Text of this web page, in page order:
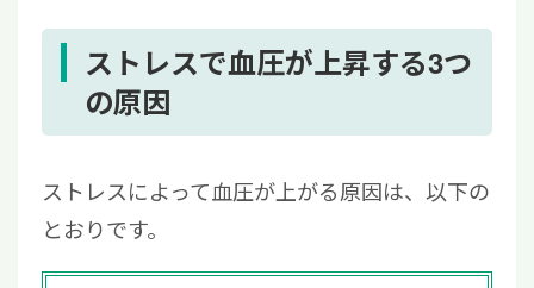
3.1リラックス法を実践する
適度な運動を取り入れる
4 ストレスによる血圧上昇に関してよくある質
問
4.1ストレスで血圧はどれくらい上がる？
ストレスで血圧が上昇する3つ
の原因
ストレスによって血圧が上がる原因は、以下の
とおりです。